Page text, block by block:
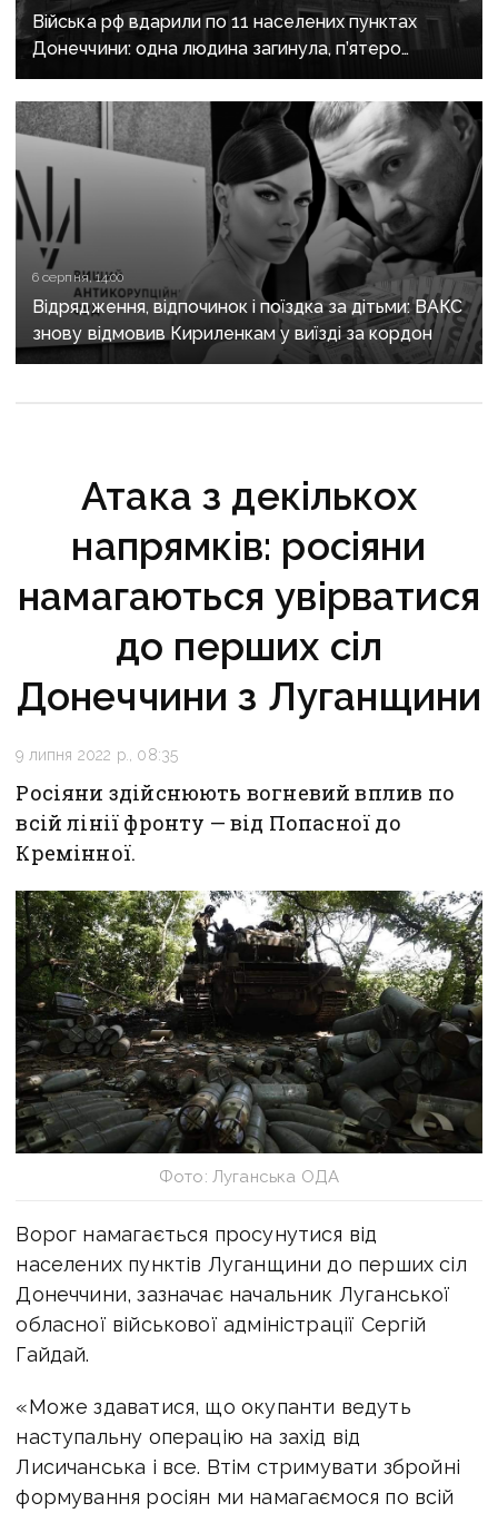
Війська рф вдарили по 11 населених пунктах
Донеччини: одна людина загинула, п’ятеро
поранені
6 серпня, 14:00
Відрядження, відпочинок і поїздка за дітьми: ВАКС
знову відмовив Кириленкам у виїзді за кордон
Атака з декількох
напрямків: росіяни
намагаються увірватися
до перших сіл
Донеччини з Луганщини
9 липня 2022 р., 08:35
Росіяни здійснюють вогневий вплив по
всій лінії фронту — від Попасної до
Кремінної.
Фото: Луганська ОДА
Ворог намагається просунутися від
населених пунктів Луганщини до перших сіл
Донеччини, зазначає начальник Луганської
обласної військової адміністрації Сергій
Гайдай.
«Може здаватися, що окупанти ведуть
наступальну операцію на захід від
Лисичанська і все. Втім стримувати збройні
формування росіян ми намагаємося по всій